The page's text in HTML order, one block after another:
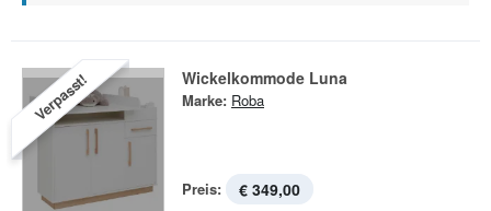
Verpasst! Wickelkommode Luna
Marke: Roba
Preis: € 349,00